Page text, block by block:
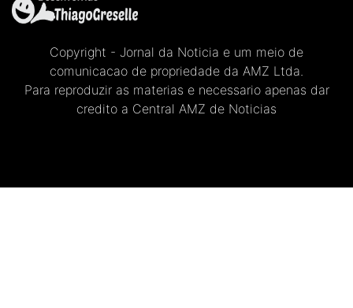
Copyright - Jornal da Noticia e um meio de
comunicacao de propriedade da AMZ Ltda.
Para reproduzir as materias e necessario apenas dar
credito a Central AMZ de Noticias